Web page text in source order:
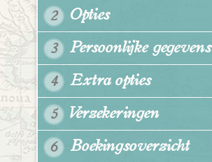
2 Opties
3 Persoonlijke gegevens
4 Extra opties
5 Verzekeringen
6 Boekingsoverzicht